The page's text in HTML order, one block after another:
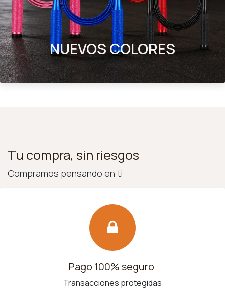
NUEVOS COLORES
Tu compra, sin riesgos
Compramos pensando en ti
Pago 100% seguro
Transacciones protegidas